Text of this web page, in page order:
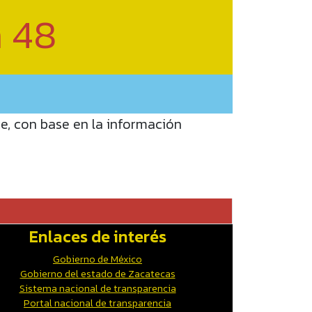
con base en la información
Enlaces de interés
Gobierno de México
Gobierno del estado de Zacatecas
Sistema nacional de transparencia
Portal nacional de transparencia